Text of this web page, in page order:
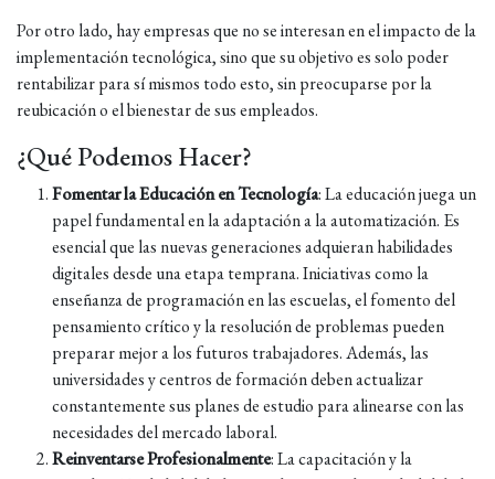
Por otro lado, hay empresas que no se interesan en el impacto de la
implementación tecnológica, sino que su objetivo es solo poder
rentabilizar para sí mismos todo esto, sin preocuparse por la
reubicación o el bienestar de sus empleados.
¿Qué Podemos Hacer?
Fomentar la Educación en Tecnología: La educación juega un
papel fundamental en la adaptación a la automatización. Es
esencial que las nuevas generaciones adquieran habilidades
digitales desde una etapa temprana. Iniciativas como la
enseñanza de programación en las escuelas, el fomento del
pensamiento crítico y la resolución de problemas pueden
preparar mejor a los futuros trabajadores. Además, las
universidades y centros de formación deben actualizar
constantemente sus planes de estudio para alinearse con las
necesidades del mercado laboral.
Reinventarse Profesionalmente: La capacitación y la